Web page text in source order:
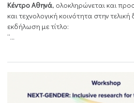
Κέντρο Αθηνά, ολοκληρώνεται και
και τεχνολογική κοινότητα στην
εκδήλωση με τίτλο:
“...